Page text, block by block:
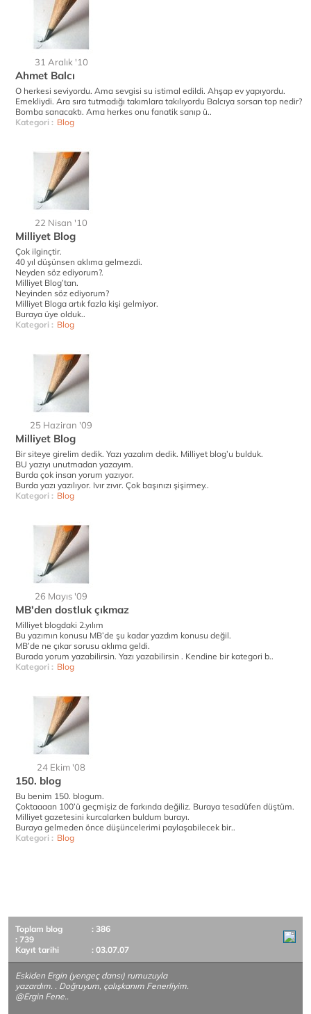
31 Aralık '10
Ahmet Balcı
O herkesi seviyordu. Ama sevgisi su istimal edildi. Ahşap ev yapıyordu.
Emekliydi. Ara sıra tutmadığı takımlara takılıyordu Balcıya sorsan top nedir?
Bomba sanacaktı. Ama herkes onu fanatik sanıp ü..
Kategori : Blog
22 Nisan '10
Milliyet Blog
Çok ilginçtir.
40 yıl düşünsen aklıma gelmezdi.
Neyden söz ediyorum?.
Milliyet Blog’tan.
Neyinden söz ediyorum?
Milliyet Bloga artık fazla kişi gelmiyor.
Buraya üye olduk..
Kategori : Blog
25 Haziran '09
Milliyet Blog
Bir siteye girelim dedik. Yazı yazalım dedik. Milliyet blog’u bulduk.
BU yazıyı unutmadan yazayım.
Burda çok insan yorum yazıyor.
Burda yazı yazılıyor. Ivır zıvır. Çok başınızı şişirmey..
Kategori : Blog
26 Mayıs '09
MB'den dostluk çıkmaz
Milliyet blogdaki 2.yılım
Bu yazımın konusu MB’de şu kadar yazdım konusu değil.
MB’de ne çıkar sorusu aklıma geldi.
Burada yorum yazabilirsin. Yazı yazabilirsin . Kendine bir kategori b..
Kategori : Blog
24 Ekim '08
150. blog
Bu benim 150. blogum.
Çoktaaaan 100’ü geçmişiz de farkında değiliz. Buraya tesadüfen düştüm.
Milliyet gazetesini kurcalarken buldum burayı.
Buraya gelmeden önce düşüncelerimi paylaşabilecek bir..
Kategori : Blog
Toplam blog
: 386
: 739
Kayıt tarihi
: 03.07.07
Eskiden Ergin (yengeç dansı) rumuzuyla
yazardım. . Doğruyum, çalışkanım Fenerliyim.
@Ergin Fene..